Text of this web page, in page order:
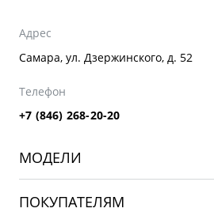
Адрес
Самара, ул. Дзержинского, д. 52
Телефон
+7 (846) 268-20-20
МОДЕЛИ
ПОКУПАТЕЛЯМ